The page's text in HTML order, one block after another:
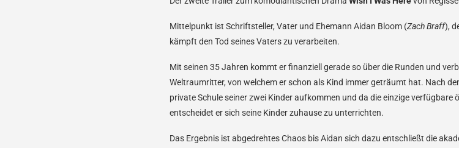
Mittelpunkt ist Schriftsteller, Vater und Ehemann Aidan Bloom (Zach Braff),
kämpft den Tod seines Vaters zu verarbeiten.
Mit seinen 35 Jahren kommt er finanziell gerade so über die Runden und
Weltraumritter, von welchem er schon als Kind immer geträumt hat. Nach
private Schule seiner zwei Kinder aufkommen und da die einzige
entscheidet er sich seine Kinder zuhause zu unterrichten.
Das Ergebnis ist abgedrehtes Chaos bis Aidan sich dazu entschließt die